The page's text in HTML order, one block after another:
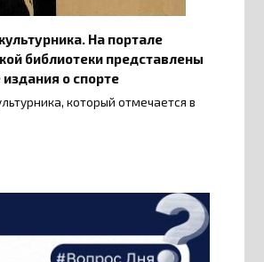
На портале
библиотеки представлены
о спорте
который отмечается в